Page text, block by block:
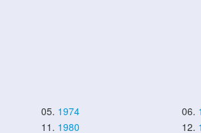
05. 1974 06.
11. 1980 12.